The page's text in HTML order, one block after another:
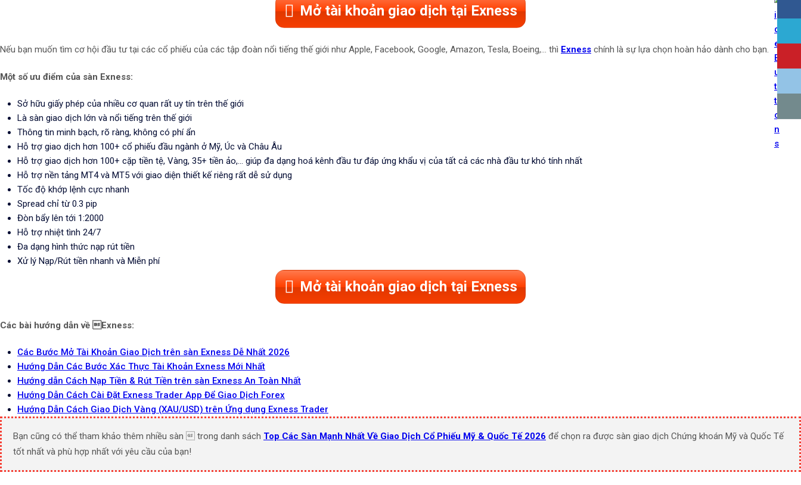
Mở tài khoản giao dịch tại Exness
Nếu bạn muốn tìm cơ hội đầu tư tại các cổ phiếu của các tập đoàn nổi tiếng thế giới như Apple, Facebook, Google, Amazon, Tesla, Boeing,... thì Exness chính là sự lựa chọn hoàn hảo dành cho bạn.
Một số ưu điểm của sàn Exness:
Sở hữu giấy phép của nhiều cơ quan rất uy tín trên thế giới
Là sàn giao dịch lớn và nổi tiếng trên thế giới
Thông tin minh bạch, rõ ràng, không có phí ẩn
Hỗ trợ giao dịch hơn 100+ cổ phiếu đầu ngành ở Mỹ, Úc và Châu Âu
Hỗ trợ giao dịch hơn 100+ cặp tiền tệ, Vàng, 35+ tiền ảo,... giúp đa dạng hoá kênh đầu tư đáp ứng khẩu vị của tất cả các nhà đầu tư khó tính nhất
Hỗ trợ nền tảng MT4 và MT5 với giao diện thiết kế riêng rất dễ sử dụng
Tốc độ khớp lệnh cực nhanh
Spread chỉ từ 0.3 pip
Đòn bẩy lên tới 1:2000
Hỗ trợ nhiệt tình 24/7
Đa dạng hình thức nạp rút tiền
Xử lý Nạp/Rút tiền nhanh và Miễn phí
Mở tài khoản giao dịch tại Exness
Các bài hướng dẫn về Exness:
Các Bước Mở Tài Khoản Giao Dịch trên sàn Exness Dễ Nhất 2026
Hướng Dẫn Các Bước Xác Thực Tài Khoản Exness Mới Nhất
Hướng dẫn Cách Nạp Tiền & Rút Tiền trên sàn Exness An Toàn Nhất
Hướng Dẫn Cách Cài Đặt Exness Trader App Để Giao Dịch Forex
Hướng Dẫn Cách Giao Dịch Vàng (XAU/USD) trên Ứng dụng Exness Trader
Bạn cũng có thể tham khảo thêm nhiều sàn  trong danh sách Top Các Sàn Mạnh Nhất Về Giao Dịch Cổ Phiếu Mỹ & Quốc Tế 2026 để chọn ra được sàn giao dịch Chứng khoán Mỹ và Quốc Tế
tốt nhất và phù hợp nhất với yêu cầu của bạn!